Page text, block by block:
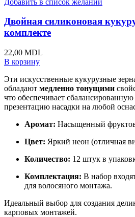
Двойная силиконовая
комплекте
22,00 MDL
В корзину
Эти искусственные кукурузные
обладают медленно тонущими
что обеспечивает
презентацию насадки на любой
Аромат: Насыщенный
Цвет: Яркий неон (отличная
Количество: 12 штук в
Комплектация: В набор
для волосяного монтажа.
Идеальный выбор для создания
карповых монтажей.